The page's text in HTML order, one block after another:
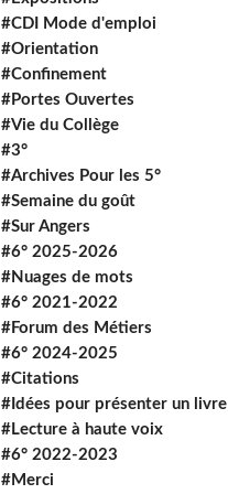
#CDI Mode d'emploi
#Orientation
#Confinement
#Portes Ouvertes
#Vie du Collège
#3°
#Archives Pour les 5°
#Semaine du goût
#Sur Angers
#6° 2025-2026
#Nuages de mots
#6° 2021-2022
#Forum des Métiers
#6° 2024-2025
#Citations
#Idées pour présenter un livre
#Lecture à haute voix
#6° 2022-2023
#Merci